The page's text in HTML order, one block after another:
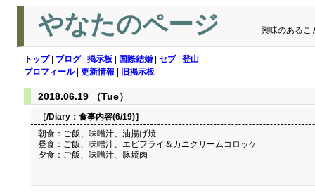
やなたのページ 興味のあるこ
トップ| ブログ| 掲示板 国際結婚 セブ| 登山
プロフィール| 更新情報 旧掲示板
2018.06.19 （Tue）
［/Diary： 食事内容(6/19)］
朝食：ご飯、味噌汁、油揚げ焼
昼食：ご飯、味噌汁、エビフライ＆カニクリームコロッケ
夕食：ご飯、味噌汁、豚焼肉